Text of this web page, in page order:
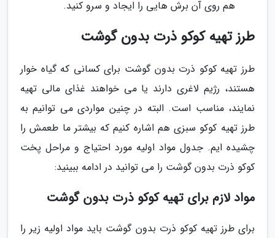
هم روی آن برش هایی را ایجاد و سرو کنید.
طرز تهیه کوکو ذرت بدون گوشت
طرز تهیه کوکو ذرت بدون گوشت برای کسانی که گیاه خوار
هستند، رژیم لاغری دارند یا می خواهند غذای مالی تهیه
نمایند، مناسب است. البته در چنین مواردی می توانیم به
طرز تهیه کوکو سبزی هم اشاره کنیم که بیشتر ما طعمش را
چشیده ایم. جدول مواد اولیه مورد احتیاج و مراحل پخت
کوکو ذرت بدون گوشت را می توانید در ادامه ببینید:
مواد لازم برای تهیه کوکو ذرت بدون گوشت
برای طرز تهیه کوکو ذرت بدون گوشت باید مواد اولیه زیر را